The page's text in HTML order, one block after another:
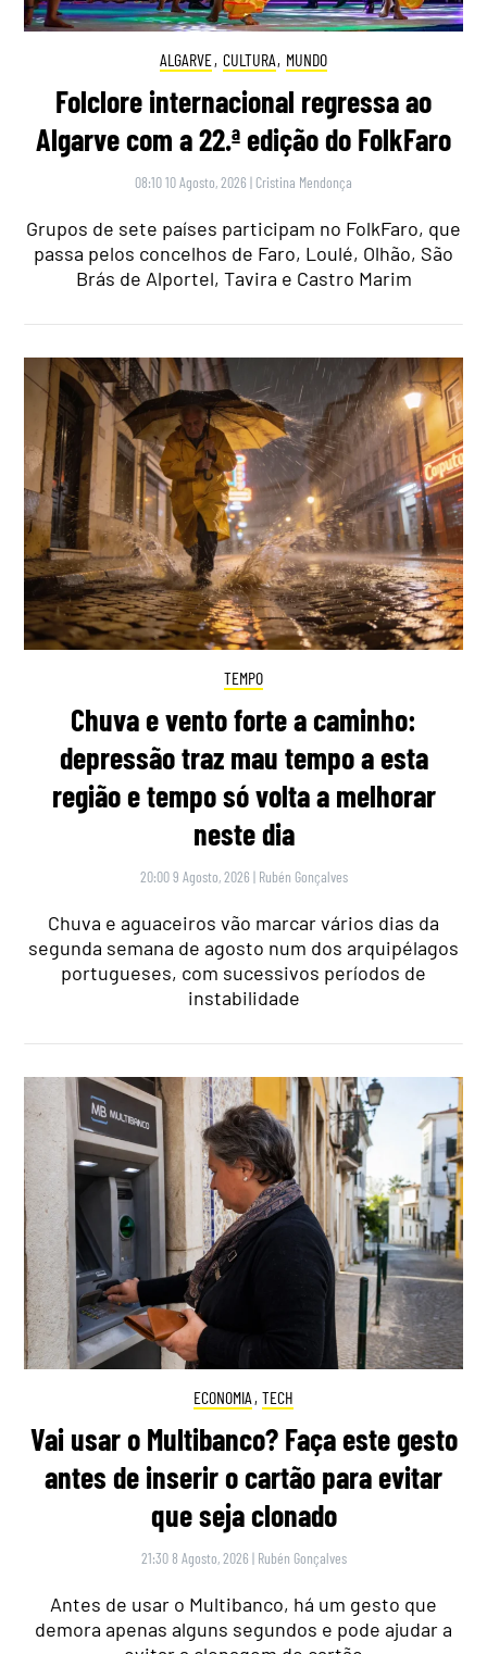
ALGARVE, CULTURA, MUNDO
Folclore internacional regressa ao
Algarve com a 22.ª edição do FolkFaro
08:10 10 Agosto, 2026 | Cristina Mendonça
Grupos de sete países participam no FolkFaro, que
passa pelos concelhos de Faro, Loulé, Olhão, São
Brás de Alportel, Tavira e Castro Marim
TEMPO
Chuva e vento forte a caminho:
depressão traz mau tempo a esta
região e tempo só volta a melhorar
neste dia
20:00 9 Agosto, 2026 | Rubén Gonçalves
Chuva e aguaceiros vão marcar vários dias da
segunda semana de agosto num dos arquipélagos
portugueses, com sucessivos períodos de
instabilidade
ECONOMIA , TECH
Vai usar o Multibanco? Faça este gesto
antes de inserir o cartão para evitar
que seja clonado
21:30 8 Agosto, 2026 | Rubén Gonçalves
Antes de usar o Multibanco, há um gesto que
demora apenas alguns segundos e pode ajudar a